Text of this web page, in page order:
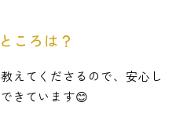
ころは？
えてくださるので、安心し
きています😊